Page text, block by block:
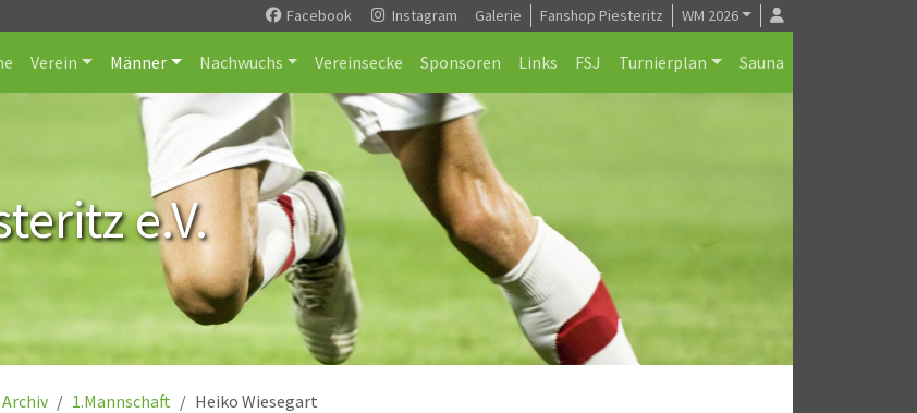
Facebook Instagram Galerie Fanshop Piesteritz WM 2026
Verein Männer Nachwuchs Vereinsecke Sponsoren Links FSJ Turnierplan Sauna
e.V.
Archiv 1.Mannschaft Heiko Wiesegart